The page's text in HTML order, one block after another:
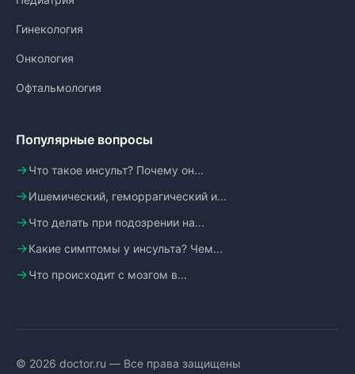
Гинекология
Онкология
Офтальмология
Популярные вопросы
Что такое инсульт? Почему он...
Ишемический, геморрагический и...
Что делать при подозрении на...
Какие симптомы у инсульта? Чем...
Что происходит с мозгом в...
© 2026 doctor.ru — Все права защищены